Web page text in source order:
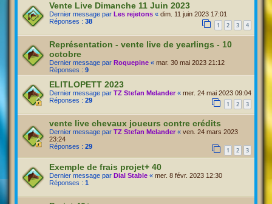
Vente Live Dimanche 11 Juin 2023
Dernier message par Les rejetons « dim. 11 juin 2023 17:01
Réponses : 38 1 2 3 4
Représentation - vente live de yearlings - 10
octobre
Dernier message par Roquepine « mar. 30 mai 2023 21:12
Réponses : 9
ELITLOPETT 2023
Dernier message par TZ Stefan Melander « mer. 24 mai 2023 09:04
Réponses : 29 1 2 3
vente live chevaux joueurs contre crédits
Dernier message par TZ Stefan Melander « ven. 24 mars 2023
23:24
Réponses : 29 1 2 3
Exemple de frais projet+ 40
Dernier message par Dial Stable « mer. 8 févr. 2023 12:30
Réponses : 1